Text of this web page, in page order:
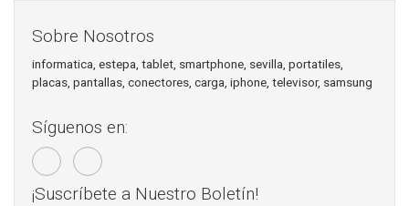
Sobre Nosotros
informatica, estepa, tablet, smartphone, sevilla, portatiles,
placas, pantallas, conectores, carga, iphone, televisor, samsung
Síguenos en:
¡Suscríbete a Nuestro Boletín!